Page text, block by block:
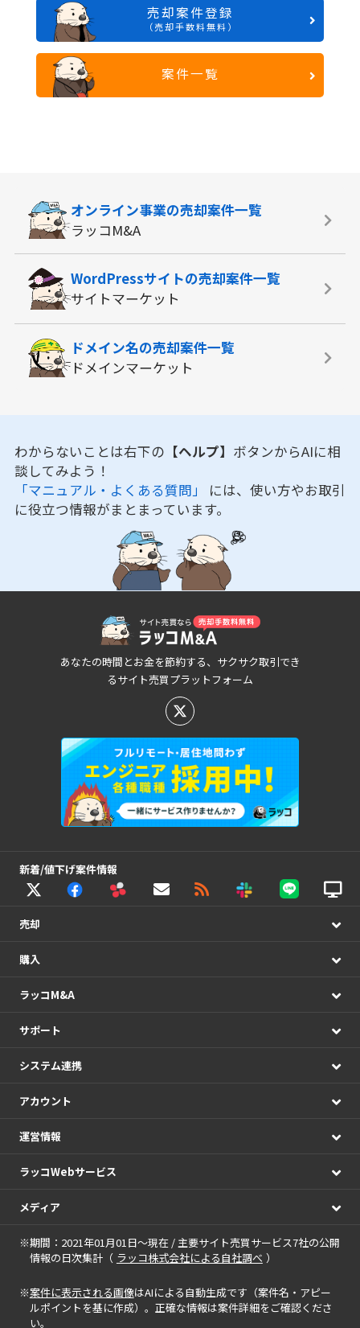
売却案件登録
（売却手数料無料）
案件一覧
オンライン事業の売却案件一覧
ラッコM&A
WordPressサイトの売却案件一覧
サイトマーケット
ドメイン名の売却案件一覧
ドメインマーケット
わからないことは右下の 【ヘルプ】 ボタンからAIに相
談してみよう！
「マニュアル・よくある質問」 には、使い方やお取引
に役立つ情報がまとまっています。
あなたの時間とお金を節約する、サクサク取引でき
るサイト売買プラットフォーム
新着/値下げ案件情報
売却
購入
ラッコM&A
サポート
システム連携
アカウント
運営情報
ラッコWebサービス
メディア
※期間：2021年01月01日～現在 / 主要サイト売買サービス7社の公開
情報の日次集計（ ラッコ株式会社による自社調べ ）
※案件に表示される画像はAIによる自動生成です（案件名・アピー
ルポイントを基に作成）。正確な情報は案件詳細をご確認くださ
い。